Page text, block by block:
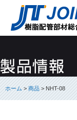
ホーム>商品> NHT-08